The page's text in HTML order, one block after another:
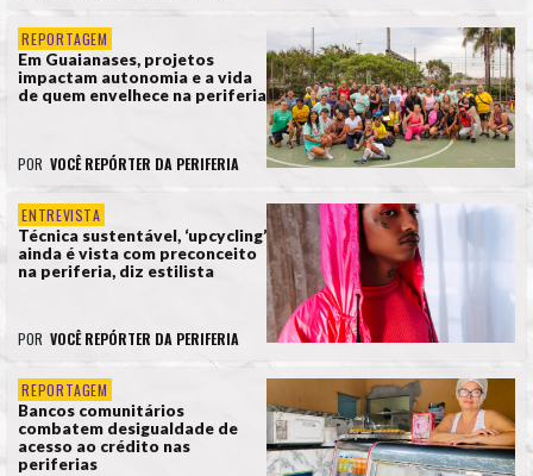
REPORTAGEM
Em Guaianases, projetos
impactam autonomia e a vida
de quem envelhece na periferia
POR VOCÊ REPÓRTER DA PERIFERIA
ENTREVISTA
Técnica sustentável, ‘upcycling’
ainda é vista com preconceito
na periferia, diz estilista
POR VOCÊ REPÓRTER DA PERIFERIA
REPORTAGEM
Bancos comunitários
combatem desigualdade de
acesso ao crédito nas
periferias